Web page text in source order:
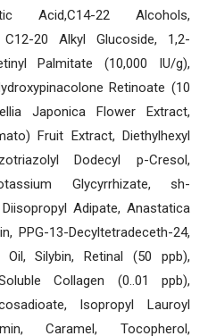
Acid,C14-22 Alcohols,
C12-20 Alkyl Glucoside, 1,2-
Palmitate (10,000 IU/g),
Retinoate (10
Japonica Flower Extract,
Fruit Extract, Diethylhexyl
Dodecyl p-Cresol,
Glycyrrhizate, sh-
Adipate, Anastatica
PPG-13-Decyltetradeceth-24,
Silybin, Retinal (50 ppb),
Collagen (0..01 ppb),
Isopropyl Lauroyl
Caramel, Tocopherol,